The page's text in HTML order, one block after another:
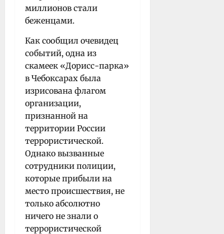
миллионов стали
беженцами.
Как сообщил очевидец
событий, одна из
скамеек «Дорисс-парка»
в Чебоксарах была
изрисована флагом
организации,
признанной на
территории России
террористической.
Однако вызванные
сотрудники полиции,
которые прибыли на
место происшествия, не
только абсолютно
ничего не знали о
террористической